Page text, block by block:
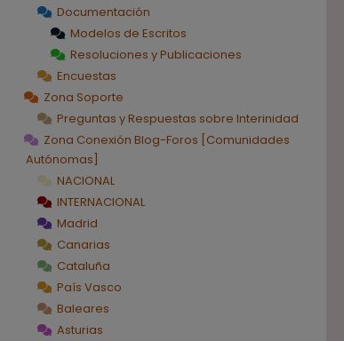
Documentación
Modelos de Escritos
Resoluciones y Publicaciones
Encuestas
Zona Soporte
Preguntas y Respuestas sobre Interinidad
Zona Conexión Blog-Foros [Comunidades
Autónomas]
NACIONAL
INTERNACIONAL
Madrid
Canarias
Cataluña
País Vasco
Baleares
Asturias